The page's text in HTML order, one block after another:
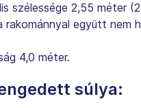
szélessége 2,55 méter
rakománnyal együtt
4,0 méter.
súlya: